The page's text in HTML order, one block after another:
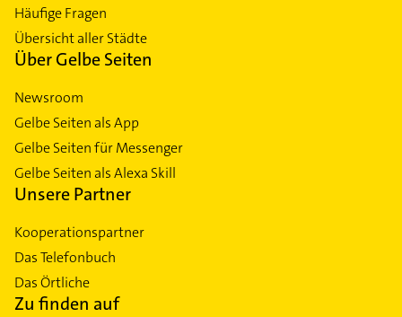
Häufige Fragen
Übersicht aller Städte
Über Gelbe Seiten
Newsroom
Gelbe Seiten als App
Gelbe Seiten für Messenger
Gelbe Seiten als Alexa Skill
Unsere Partner
Kooperationspartner
Das Telefonbuch
Das Örtliche
Zu finden auf